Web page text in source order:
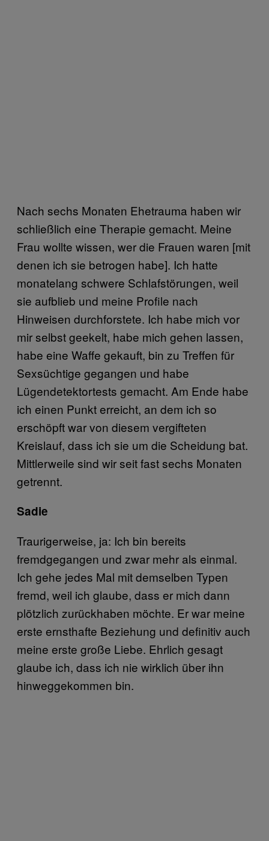
Nach sechs Monaten Ehetrauma haben wir
schließlich eine Therapie gemacht. Meine
Frau wollte wissen, wer die Frauen waren [mit
denen ich sie betrogen habe]. Ich hatte
monatelang schwere Schlafstörungen, weil
sie aufblieb und meine Profile nach
Hinweisen durchforstete. Ich habe mich vor
mir selbst geekelt, habe mich gehen lassen,
habe eine Waffe gekauft, bin zu Treffen für
Sexsüchtige gegangen und habe
Lügendetektortests gemacht. Am Ende habe
ich einen Punkt erreicht, an dem ich so
erschöpft war von diesem vergifteten
Kreislauf, dass ich sie um die Scheidung bat.
Mittlerweile sind wir seit fast sechs Monaten
getrennt.
Sadie
Traurigerweise, ja: Ich bin bereits
fremdgegangen und zwar mehr als einmal.
Ich gehe jedes Mal mit demselben Typen
fremd, weil ich glaube, dass er mich dann
plötzlich zurückhaben möchte. Er war meine
erste ernsthafte Beziehung und definitiv auch
meine erste große Liebe. Ehrlich gesagt
glaube ich, dass ich nie wirklich über ihn
hinweggekommen bin.